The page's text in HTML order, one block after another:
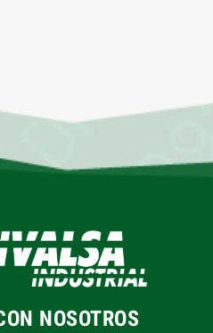
NOSOTROS